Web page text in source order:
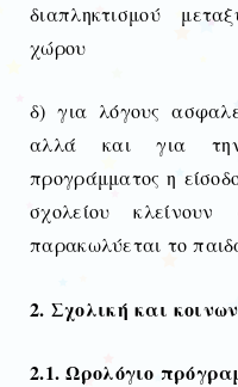
διαπληκτισμού
χώρου
δ) για λόγους
αλλά και για
προγράμματος η
σχολείου
παρακωλύεται το
2. Σχολική και
2.1. Ωρολόγιο